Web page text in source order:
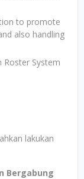
to promote
also handling
Roster System
lakukan
Bergabung